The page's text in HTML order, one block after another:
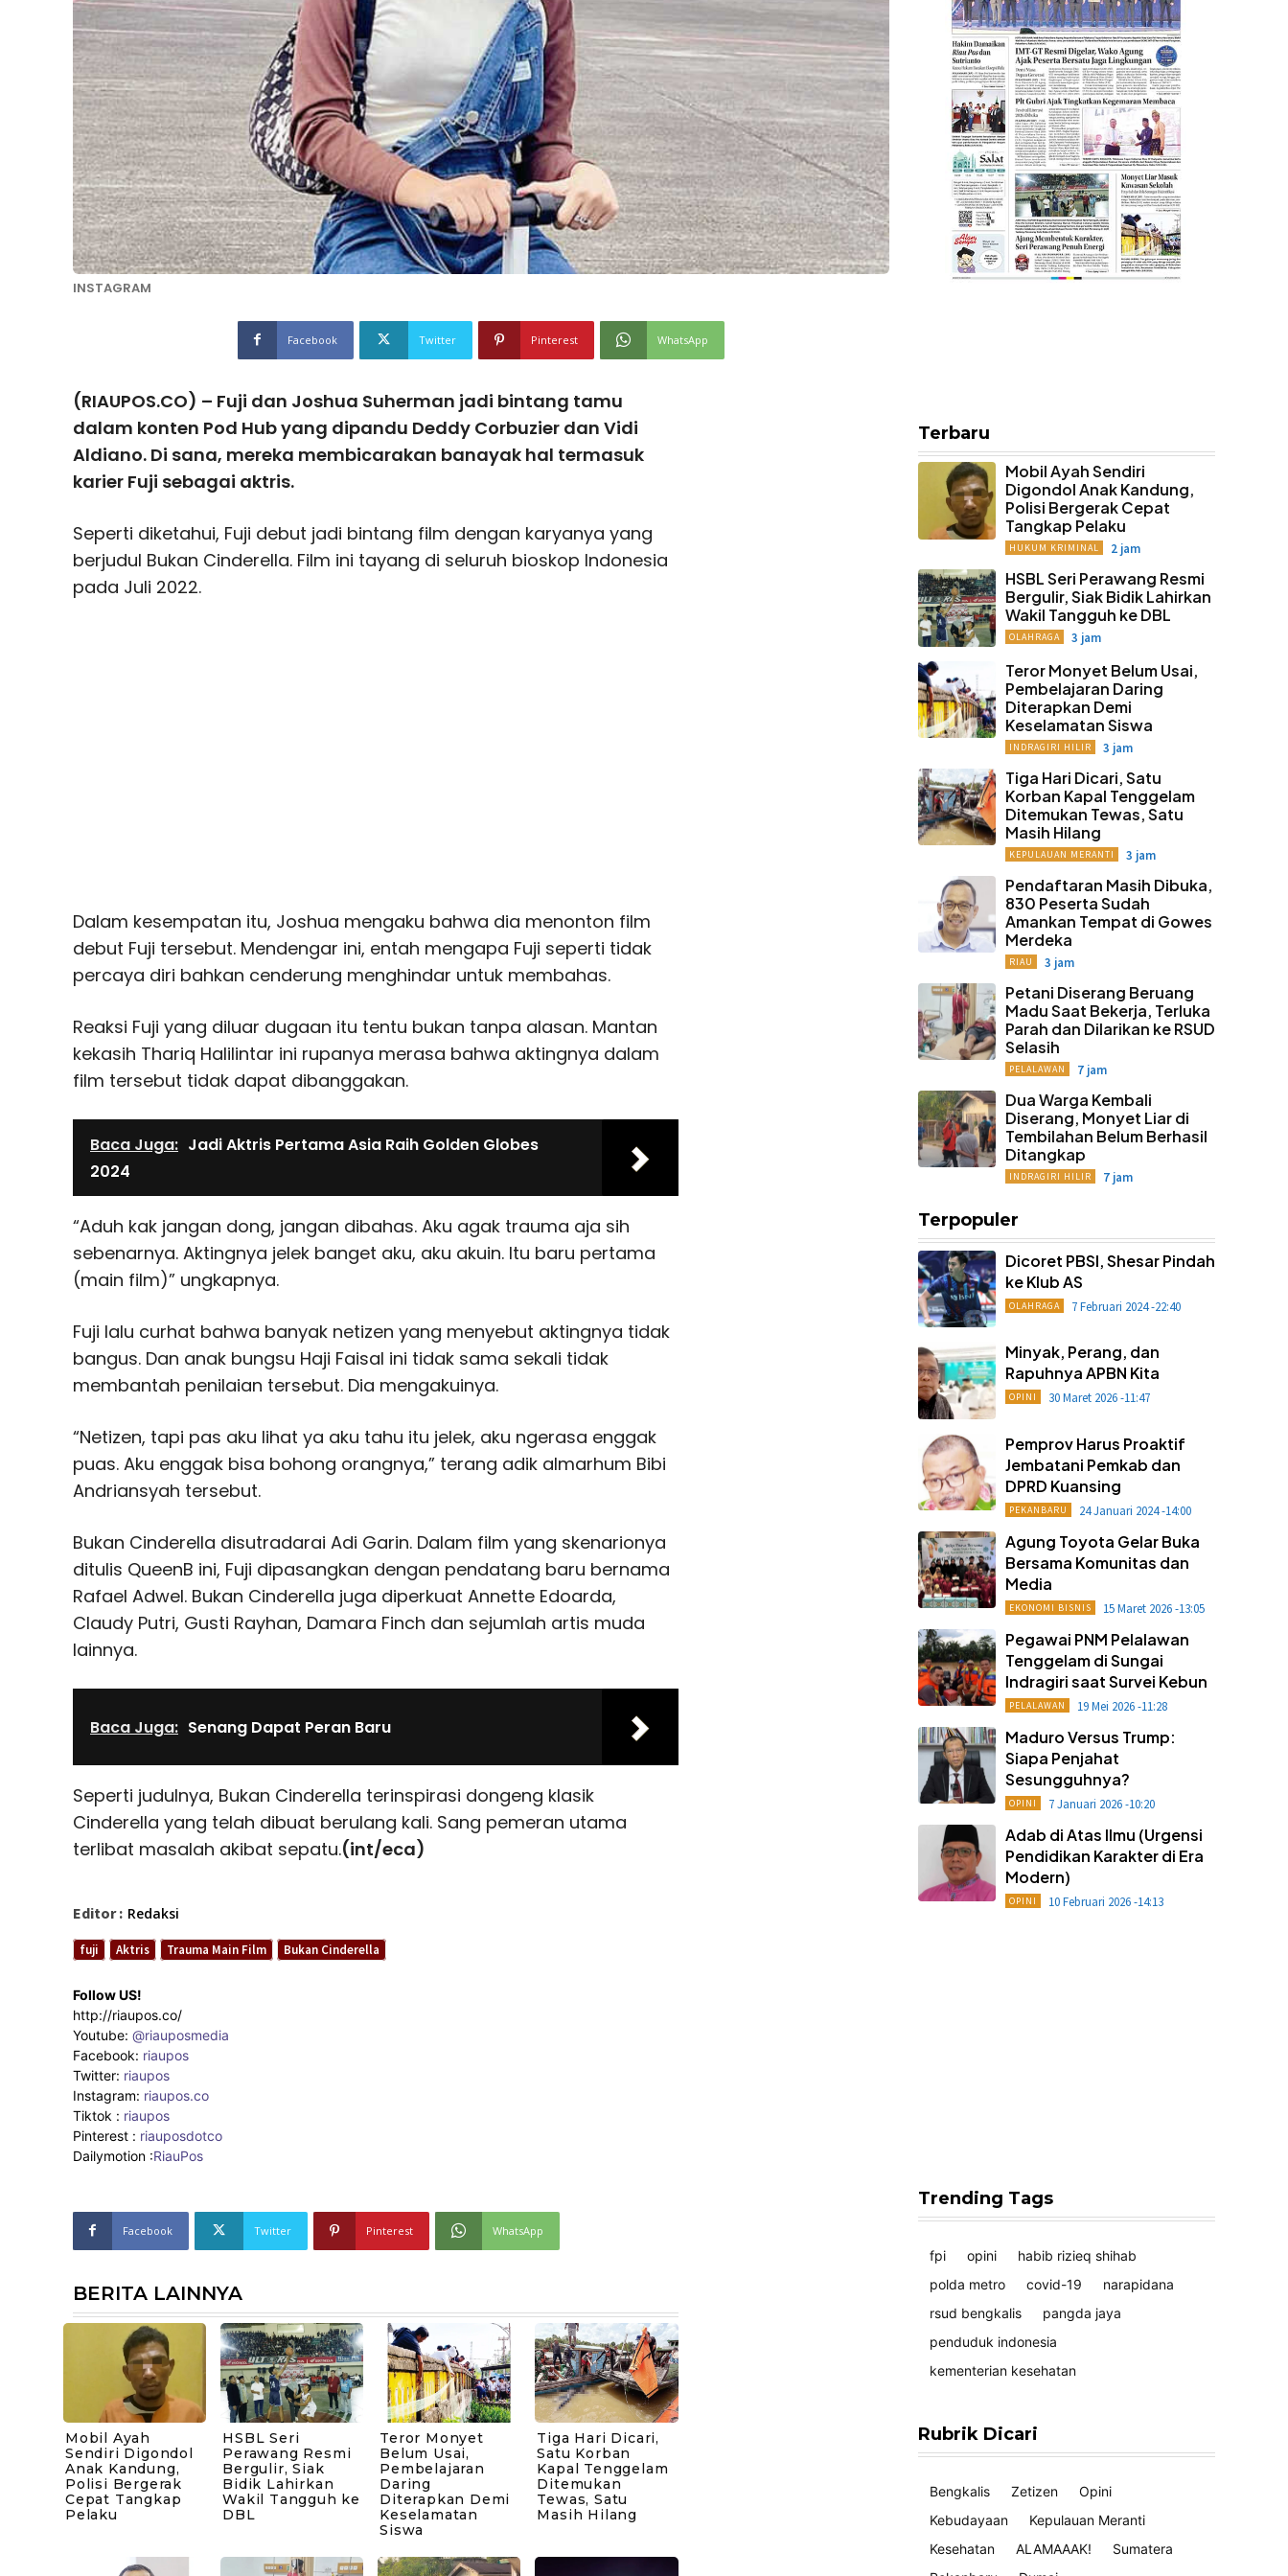
INSTAGRAM
Facebook Twitter Pinterest WhatsApp
(RIAUPOS.CO) – Fuji dan Joshua Suherman jadi bintang tamu
dalam konten Pod Hub yang dipandu Deddy Corbuzier dan Vidi
Aldiano. Di sana, mereka membicarakan banayak hal termasuk
karier Fuji sebagai aktris.
Seperti diketahui, Fuji debut jadi bintang film dengan karyanya yang
berjudul Bukan Cinderella. Film ini tayang di seluruh bioskop Indonesia
pada Juli 2022.
Dalam kesempatan itu, Joshua mengaku bahwa dia menonton film
debut Fuji tersebut. Mendengar ini, entah mengapa Fuji seperti tidak
percaya diri bahkan cenderung menghindar untuk membahas.
Reaksi Fuji yang diluar dugaan itu tentu bukan tanpa alasan. Mantan
kekasih Thariq Halilintar ini rupanya merasa bahwa aktingnya dalam
film tersebut tidak dapat dibanggakan.
Baca Juga: Jadi Aktris Pertama Asia Raih Golden Globes
2024
“Aduh kak jangan dong, jangan dibahas. Aku agak trauma aja sih
sebenarnya. Aktingnya jelek banget aku, aku akuin. Itu baru pertama
(main film)” ungkapnya.
Fuji lalu curhat bahwa banyak netizen yang menyebut aktingnya tidak
bangus. Dan anak bungsu Haji Faisal ini tidak sama sekali tidak
membantah penilaian tersebut. Dia mengakuinya.
“Netizen, tapi pas aku lihat ya aku tahu itu jelek, aku ngerasa enggak
puas. Aku enggak bisa bohong orangnya,” terang adik almarhum Bibi
Andriansyah tersebut.
Bukan Cinderella disutradarai Adi Garin. Dalam film yang skenarionya
ditulis QueenB ini, Fuji dipasangkan dengan pendatang baru bernama
Rafael Adwel. Bukan Cinderella juga diperkuat Annette Edoarda,
Claudy Putri, Gusti Rayhan, Damara Finch dan sejumlah artis muda
lainnya.
Baca Juga: Senang Dapat Peran Baru
Seperti judulnya, Bukan Cinderella terinspirasi dongeng klasik
Cinderella yang telah dibuat berulang kali. Sang pemeran utama
terlibat masalah akibat sepatu.(int/eca)
Editor : Redaksi
fuji Aktris Trauma Main Film Bukan Cinderella
Follow US!
http://riaupos.co/
Youtube: @riauposmedia
Facebook: riaupos
Twitter: riaupos
Instagram: riaupos.co
Tiktok : riaupos
Pinterest : riauposdotco
Dailymotion :RiauPos
Facebook Twitter Pinterest WhatsApp
BERITA LAINNYA
Mobil Ayah
Sendiri Digondol
Anak Kandung,
Polisi Bergerak
Cepat Tangkap
Pelaku
HSBL Seri
Perawang Resmi
Bergulir, Siak
Bidik Lahirkan
Wakil Tangguh ke
DBL
Teror Monyet
Belum Usai,
Pembelajaran
Daring
Diterapkan Demi
Keselamatan
Siswa
Tiga Hari Dicari,
Satu Korban
Kapal Tenggelam
Ditemukan
Tewas, Satu
Masih Hilang
Terbaru
Mobil Ayah Sendiri
Digondol Anak Kandung,
Polisi Bergerak Cepat
Tangkap Pelaku
HUKUM KRIMINAL 2 jam
HSBL Seri Perawang Resmi
Bergulir, Siak Bidik Lahirkan
Wakil Tangguh ke DBL
OLAHRAGA 3 jam
Teror Monyet Belum Usai,
Pembelajaran Daring
Diterapkan Demi
Keselamatan Siswa
INDRAGIRI HILIR 3 jam
Tiga Hari Dicari, Satu
Korban Kapal Tenggelam
Ditemukan Tewas, Satu
Masih Hilang
KEPULAUAN MERANTI 3 jam
Pendaftaran Masih Dibuka,
830 Peserta Sudah
Amankan Tempat di Gowes
Merdeka
RIAU 3 jam
Petani Diserang Beruang
Madu Saat Bekerja, Terluka
Parah dan Dilarikan ke RSUD
Selasih
PELALAWAN 7 jam
Dua Warga Kembali
Diserang, Monyet Liar di
Tembilahan Belum Berhasil
Ditangkap
INDRAGIRI HILIR 7 jam
Terpopuler
Dicoret PBSI, Shesar Pindah
ke Klub AS
OLAHRAGA 7 Februari 2024 -22:40
Minyak, Perang, dan
Rapuhnya APBN Kita
OPINI 30 Maret 2026 -11:47
Pemprov Harus Proaktif
Jembatani Pemkab dan
DPRD Kuansing
PEKANBARU 24 Januari 2024 -14:00
Agung Toyota Gelar Buka
Bersama Komunitas dan
Media
EKONOMI BISNIS 15 Maret 2026 -13:05
Pegawai PNM Pelalawan
Tenggelam di Sungai
Indragiri saat Survei Kebun
PELALAWAN 19 Mei 2026 -11:28
Maduro Versus Trump:
Siapa Penjahat
Sesungguhnya?
OPINI 7 Januari 2026 -10:20
Adab di Atas Ilmu (Urgensi
Pendidikan Karakter di Era
Modern)
OPINI 10 Februari 2026 -14:13
Trending Tags
fpi opini
habib rizieq shihab
polda metro
covid-19
narapidana
rsud bengkalis
pangda jaya
penduduk indonesia
kementerian kesehatan
Rubrik Dicari
Bengkalis Zetizen
Opini
Kebudayaan
Kepulauan Meranti
Kesehatan
ALAMAAAK!
Sumatera